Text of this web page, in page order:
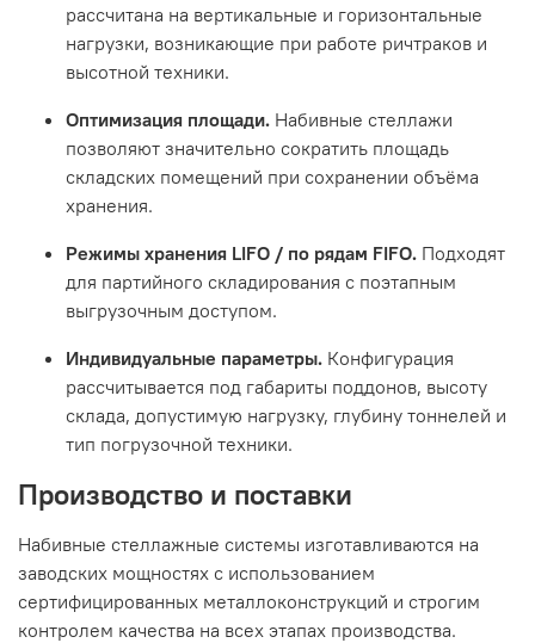
рассчитана на вертикальные и горизонтальные
нагрузки, возникающие при работе ричтраков и
высотной техники.
Оптимизация площади. Набивные стеллажи
позволяют значительно сократить площадь
складских помещений при сохранении объёма
хранения.
Режимы хранения LIFO / по рядам FIFO. Подходят
для партийного складирования с поэтапным
выгрузочным доступом.
Индивидуальные параметры. Конфигурация
рассчитывается под габариты поддонов, высоту
склада, допустимую нагрузку, глубину тоннелей и
тип погрузочной техники.
Производство и поставки
Набивные стеллажные системы изготавливаются на
заводских мощностях с использованием
сертифицированных металлоконструкций и строгим
контролем качества на всех этапах производства.